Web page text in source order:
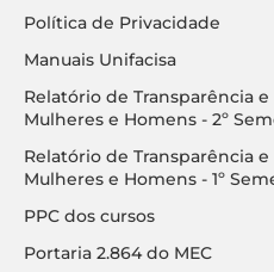
Política de Privacidade
Manuais Unifacisa
Relatório de Transparência
Mulheres e Homens - 2º
Relatório de Transparência
Mulheres e Homens - 1º
PPC dos cursos
Portaria 2.864 do MEC